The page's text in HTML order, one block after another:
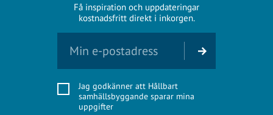
Få inspiration och uppdateringar
kostnadsfritt direkt i inkorgen.
Jag godkänner att Hållbart
samhällsbyggande sparar mina
uppgifter